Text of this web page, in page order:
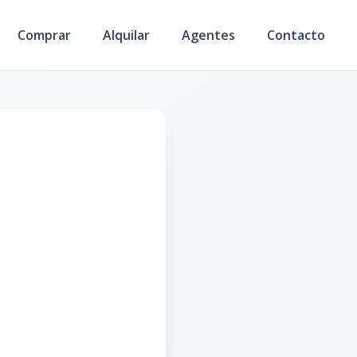
Comprar Alquilar Agentes Contacto